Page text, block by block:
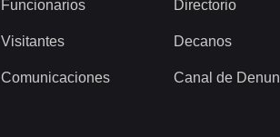
Funcionarios
Visitantes
Comunicaciones
Directorio
Decanos
Canal de